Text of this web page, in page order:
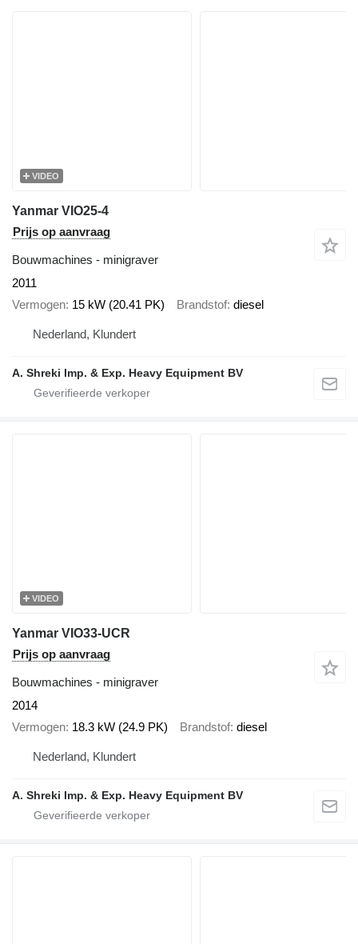
VIDEO
Yanmar VIO25-4
Prijs op aanvraag
Bouwmachines - minigraver
2011
Vermogen 15 kW (20.41 PK) Brandstof diesel
Nederland, Klundert
A. Shreki Imp. & Exp. Heavy Equipment BV
VIDEO
Yanmar VIO33-UCR
Prijs op aanvraag
Bouwmachines - minigraver
2014
Vermogen 18.3 kW (24.9 PK) Brandstof diesel
Nederland, Klundert
A. Shreki Imp. & Exp. Heavy Equipment BV